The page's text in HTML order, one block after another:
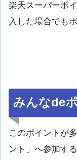
楽天スーパーポ
入した場合でも
みんなde
このポイントが
ント」へ参加す